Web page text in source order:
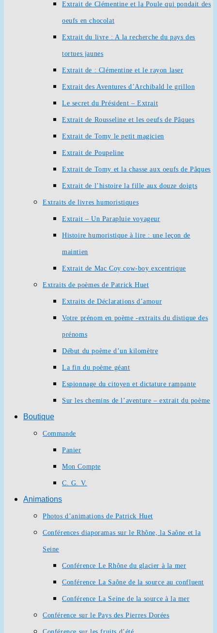
Extrait de Clémentine et la Poule qui pondait des
oeufs en chocolat
Extrait du livre : A la recherche du pays des
tortues jaunes
Extrait de : Clémentine et le rayon laser
Extrait des Aventures d’Archibald le grillon
Le secret du Président – Extrait
Extrait de Rousseline et les oeufs de Pâques
Extrait de Tomy le petit magicien
Extrait de Poupeline
Extrait de Tomy et la chasse aux oeufs de Pâques
Extrait de l’histoire la fille aux douze doigts
Extraits de livres humoristiques
Extrait – Un Parapluie voyageur
Histoire humoristique à lire : une leçon de
maintien
Extrait de Mac Coy cow-boy excentrique
Extraits de poèmes de Patrick Huet
Extraits de Déclarations d’amour
Votre prénom en poème -extraits du distique des
prénoms
Début du poème d’un kilomètre
La fin du poème géant
Espionnage du citoyen et dictature rampante
Sur les chemins de l’aventure – extrait du poème
Boutique
Commande
Panier
Mon Compte
C. G. V.
Animations
Photos d’animations de Patrick Huet
Conférences diaporamas sur le Rhône, la Saône et la
Seine
Conférence Le Rhône du glacier à la mer
Conférence La Saône de la source au confluent
Conférence La Seine de la source à la mer
Conférence sur le Pays des Pierres Dorées